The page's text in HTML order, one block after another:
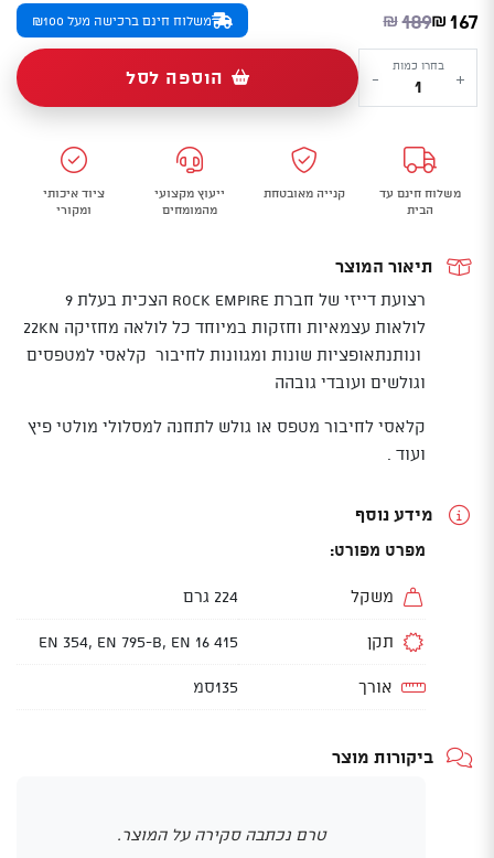
₪ 189
המחיר המקורי היה: ₪189.
₪ 167
המחיר הנוכחי הוא: ₪167. משלוח חינם ברכישה מעל ₪100
+
כמות
של
chain
Profi
בחרו כמות
- הוספה לסל
משלוח חינם עד
הבית
קנייה מאובטחת
ייעוץ מקצועי
מהמומחים
ציוד איכותי
ומקורי
תיאור המוצר
רצועת דייזי של חברת ROCK EMPIRE הצכית בעלת 9
לולאות עצמאיות וחזקות במיוחד כל לולאה מחזיקה 22KN
ונותנתאופציות שונות ומגוונות לחיבור קלאסי למטפסים
וגולשים ועובדי גובהה
קלאסי לחיבור מטפס או גולש לתחנה למסלולי מולטי פיץ
ועוד .
מידע נוסף
מפרט מפורט:
משקל 224 גרם
תקן EN 354, EN 795-B, EN 16 415
אורך 135סמ
ביקורות מוצר
טרם נכתבה סקירה על המוצר.